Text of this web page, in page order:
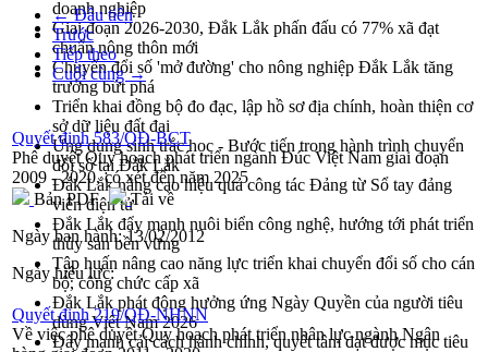
doanh nghiệp
Giai đoạn 2026-2030, Đắk Lắk phấn đấu có 77% xã đạt
chuẩn nông thôn mới
Chuyển đổi số 'mở đường' cho nông nghiệp Đắk Lắk tăng
trưởng bứt phá
Triển khai đồng bộ đo đạc, lập hồ sơ địa chính, hoàn thiện cơ
sở dữ liệu đất đai
Ứng dụng sinh trắc học - Bước tiến trong hành trình chuyển
đổi số tại Đắk Lắk
Đắk Lắk nâng cao hiệu quả công tác Đảng từ Sổ tay đảng
viên điện tử
Đắk Lắk đẩy mạnh nuôi biển công nghệ, hướng tới phát triển
thủy sản bền vững
Tập huấn nâng cao năng lực triển khai chuyển đổi số cho cán
bộ, công chức cấp xã
Đắk Lắk phát động hưởng ứng Ngày Quyền của người tiêu
dùng Việt Nam 2026
Đẩy mạnh cải cách hành chính, quyết tâm đạt được mục tiêu
← Đầu tiên
Trước
Tiếp theo
Cuối cùng →
Quyết định 583/QĐ-BCT
Phê duyệt Quy hoạch phát triển ngành Đúc Việt Nam giai đoạn
2009 - 2020, có xét đến năm 2025
Bản PDF
Tải về
Ngày ban hành:13/02/2012
Ngày hiệu lực:
Quyết định 219/QĐ-NHNN
Về việc phê duyệt Quy hoạch phát triển nhân lực ngành Ngân